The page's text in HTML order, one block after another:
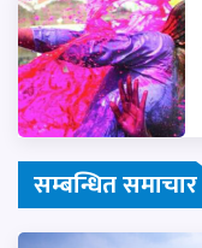
सम्बन्धित समाचार